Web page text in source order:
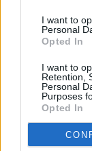
I want to
Personal
Opted In
I want to
Retention,
Personal
Purposes
Opted In
Nepalaid garām
Abonēšanas
Darba laiks
9:00 - 17:00